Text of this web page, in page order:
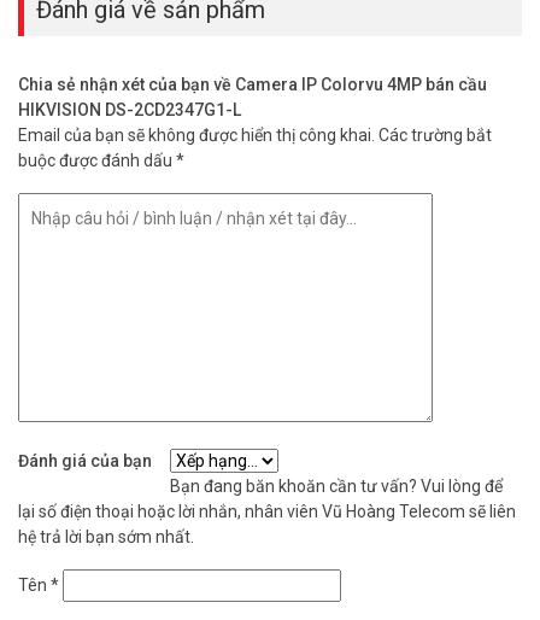
Đánh giá về sản phẩm
Chia sẻ nhận xét của bạn về Camera IP Colorvu 4MP bán cầu
HIKVISION DS-2CD2347G1-L
Email của bạn sẽ không được hiển thị công khai. Các trường bắt
buộc được đánh dấu *
Đánh giá của bạn
Bạn đang băn khoăn cần tư vấn? Vui lòng để
lại số điện thoại hoặc lời nhắn, nhân viên Vũ Hoàng Telecom sẽ liên
hệ trả lời bạn sớm nhất.
Tên *